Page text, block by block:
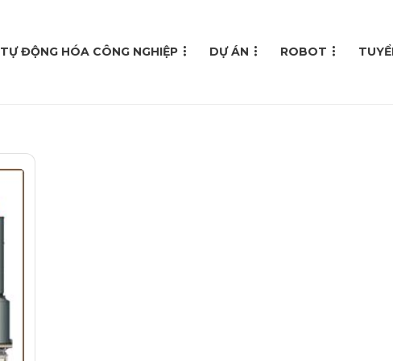
TỰ ĐỘNG HÓA CÔNG NGHIỆP DỰ ÁN ROBOT